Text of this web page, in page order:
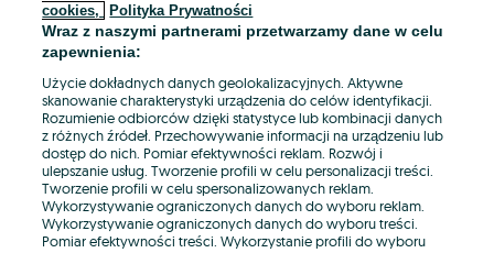
LUB
E-mail
Hasło
cookies,
Polityka Prywatności
Wraz z naszymi partnerami przetwarzamy dane w celu
zapewnienia:
Użycie dokładnych danych geolokalizacyjnych. Aktywne
skanowanie charakterystyki urządzenia do celów identyfikacji.
Rozumienie odbiorców dzięki statystyce lub kombinacji danych
z różnych źródeł. Przechowywanie informacji na urządzeniu lub
dostęp do nich. Pomiar efektywności reklam. Rozwój i
ulepszanie usług. Tworzenie profili w celu personalizacji treści.
Tworzenie profili w celu spersonalizowanych reklam.
Wykorzystywanie ograniczonych danych do wyboru reklam.
Wykorzystywanie ograniczonych danych do wyboru treści.
Pomiar efektywności treści. Wykorzystanie profili do wyboru